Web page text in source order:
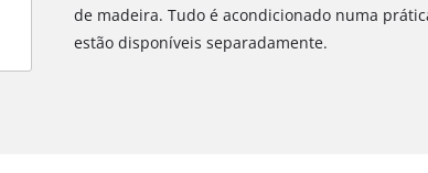
de madeira. Tudo é acondicionado numa
estão disponíveis separadamente.